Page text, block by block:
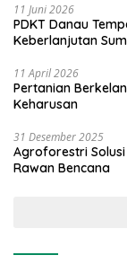
11 Juni 2026
PDKT Danau
Keberlanjutan
11 April 2026
Pertanian
Keharusan
31 Desember 2025
Agroforestri
Rawan Bencana